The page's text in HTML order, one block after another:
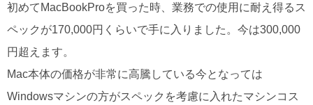
初めてMacBookProを買った時、業務での使用に耐え得るス
ペックが170,000円くらいで手に入りました。今は300,000
円超えます。
Mac本体の価格が非常に高騰している今となっては
Windowsマシンの方がスペックを考慮に入れたマシンコス